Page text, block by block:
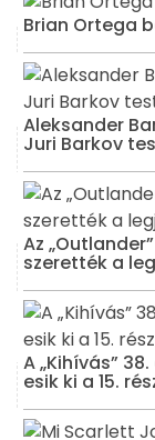
Brian Ortega
Aleksander
Juri Barkov
Az
szerették a
A „Kihívás”
esik ki a 15.